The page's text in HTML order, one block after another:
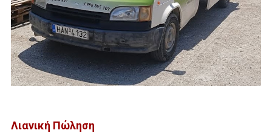
Λιανική Πώληση